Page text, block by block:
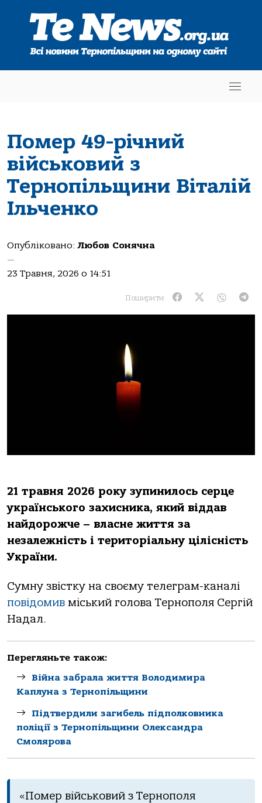
Помер 49-річний
військовий з
Тернопільщини Віталій
Ільченко
Опубліковано: Любов Сонячна
—
23 Травня, 2026 о 14:51
Поширити:
21 травня 2026 року зупинилось серце
українського захисника, який віддав
найдорожче – власне життя за
незалежність і територіальну цілісність
України.
Сумну звістку на своєму телеграм-каналі
повідомив міський голова Тернополя Сергій
Надал.
Перегляньте також:
Війна забрала життя Володимира
Каплуна з Тернопільщини
Підтвердили загибель підполковника
поліції з Тернопільщини Олександра
Смолярова
«Помер військовий з Тернополя